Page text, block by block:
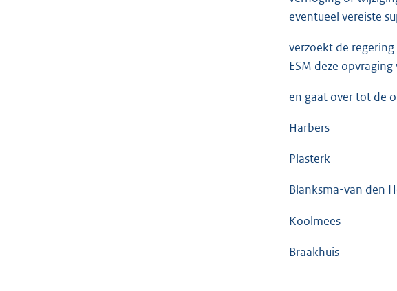
eventueel vereiste
verzoekt de
ESM deze
en gaat over tot de
Harbers
Plasterk
Blanksma-van den
Koolmees
Braakhuis